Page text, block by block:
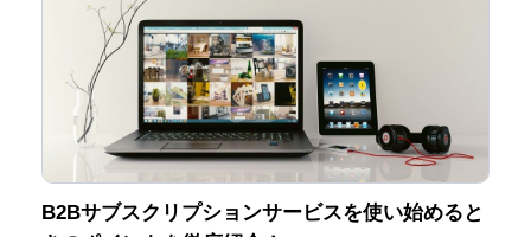
B2Bサブスクリプションサービスを使い始めると